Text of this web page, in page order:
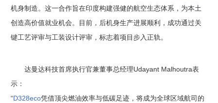
机身制造。这一合作旨在印度构建强健的航空生态体系，为本土
创造高价值就业机会。目前，后机身生产进展顺利，成功通过关
键工艺评审与工装设计评审，标志着项目步入正轨。
达曼达科技首席执行官兼董事总经理Udayant Malhoutra表
示：
“D328eco凭借顶尖燃油效率与低碳足迹，将成为全球区域航司的